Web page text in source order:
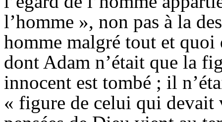
l’homme », non pas à la
homme malgré tout et
dont Adam n’était que la
innocent est tombé ; il
« figure de celui qui devait